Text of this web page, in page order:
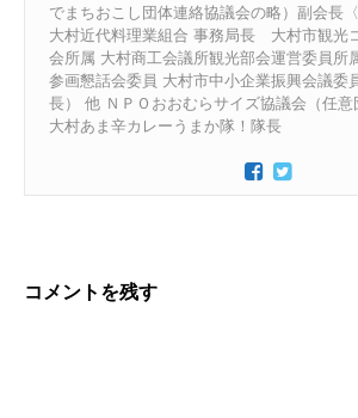
でまちおこし団体連絡協議会の略）副会長
大村近代料理業組合 事務局長 大村市観光
会所属 大村商工会議所観光部会運営委員所
参画懇話会委員 大村市中小企業振興会議委
長） 他 ＮＰＯおおむらサイズ協議会（任
大村あま辛カレーうまか隊！隊長
コメントを残す